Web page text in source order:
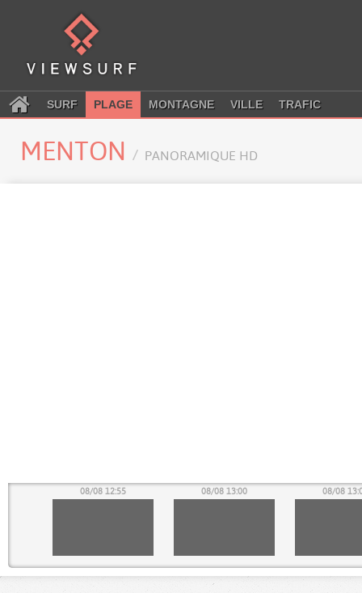
SURF PLAGE MONTAGNE VILLE TRAFIC
MENTON PANORAMIQUE HD
08/08 12:55 08/08 13:00 08/08